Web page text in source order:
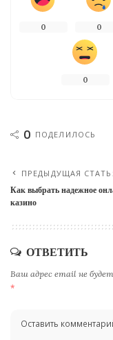
0 0
0
0 ПОДЕЛИЛОСЬ
ПРЕДЫДУЩАЯ
Как выбрать надежное
казино
ОТВЕТИТЬ
Ваш адрес email не
*